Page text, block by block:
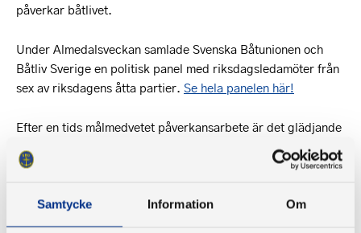
Samtycke Information Om
påverkar båtlivet.
Under Almedalsveckan samlade Svenska Båtunionen och
Båtliv Sverige en politisk panel med riksdagsledamöter från
sex av riksdagens åtta partier. Se hela panelen här!
Efter en tids målmedvetet påverkansarbete är det glädjande
att konstatera att det nu råder bred samsyn mellan partierna
om behovet av en nationell samordnare för båtlivsfrågor.
enighet kring behovet av någon form av skrotningspremie för
uttjänta fritidsbåtar.